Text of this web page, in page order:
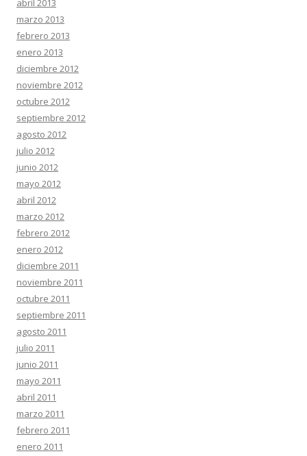
abril 2013
marzo 2013
febrero 2013
enero 2013
diciembre 2012
noviembre 2012
octubre 2012
septiembre 2012
agosto 2012
julio 2012
junio 2012
mayo 2012
abril 2012
marzo 2012
febrero 2012
enero 2012
diciembre 2011
noviembre 2011
octubre 2011
septiembre 2011
agosto 2011
julio 2011
junio 2011
mayo 2011
abril 2011
marzo 2011
febrero 2011
enero 2011